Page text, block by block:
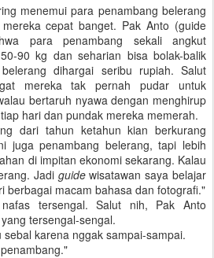
menemui para penambang belerang
cepat banget. Pak Anto (guide
para penambang sekali angkut
90 kg dan seharian bisa bolak-balik
dihargai seribu rupiah. Salut
mereka tak pernah pudar untuk
bertaruh nyawa dengan menghirup
hari dan pundak mereka memerah.
dari tahun ketahun kian berkurang
juga penambang belerang, tapi lebih
di impitan ekonomi sekarang. Kalau
Jadi guidewisatawan saya belajar
berbagai macam bahasa dan fotografi."
tersengal. Salut nih, Pak Anto
tersengal-sengal.
karena nggak sampai-sampai.